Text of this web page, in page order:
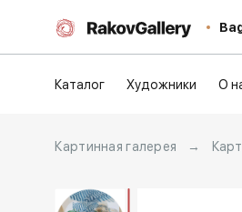
Каталог Художники О
Картинная галерея →